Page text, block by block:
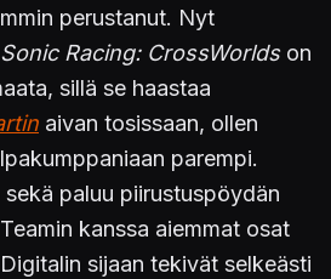
perustanut. Nyt
Sonic Racing: CrossWorldson
sillä se haastaa
aivan tosissaan, ollen
parempi.
paluu piirustuspöydän
kanssa aiemmat osat
sijaan tekivät selkeästi